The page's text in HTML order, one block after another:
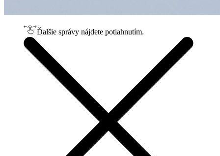
Ďalšie správy nájdete potiahnutím.